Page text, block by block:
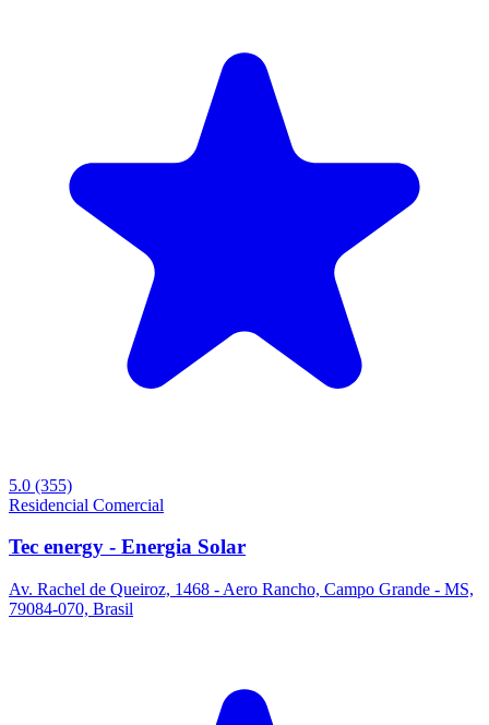
5.0 (355)
Residencial Comercial
Tec energy - Energia Solar
Av. Rachel de Queiroz, 1468 - Aero Rancho, Campo Grande - MS,
79084-070, Brasil